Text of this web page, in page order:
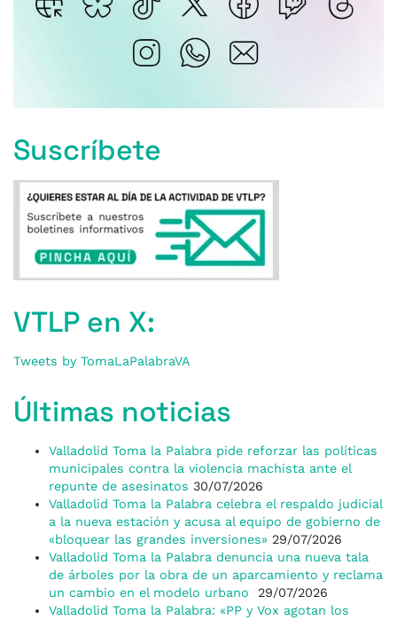
Suscríbete
VTLP en X:
Tweets by TomaLaPalabraVA
Últimas noticias
Valladolid Toma la Palabra pide reforzar las políticas
municipales contra la violencia machista ante el
repunte de asesinatos 30/07/2026
Valladolid Toma la Palabra celebra el respaldo judicial
a la nueva estación y acusa al equipo de gobierno de
«bloquear las grandes inversiones» 29/07/2026
Valladolid Toma la Palabra denuncia una nueva tala
de árboles por la obra de un aparcamiento y reclama
un cambio en el modelo urbano
29/07/2026
Valladolid Toma la Palabra: «PP y Vox agotan los